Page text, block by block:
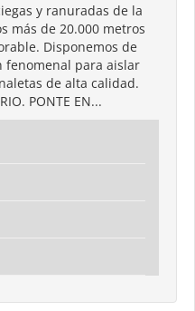
y ranuradas de la
más de 20.000 metros
Disponemos de
fenomenal para aislar
de alta calidad.
PONTE EN...